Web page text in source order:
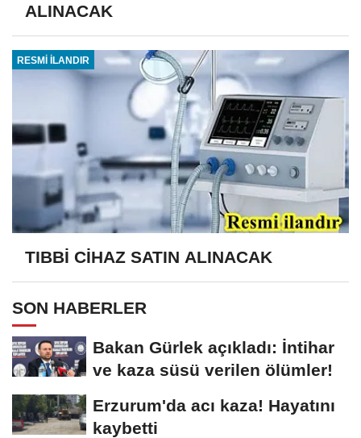
ALINACAK
RESMİ İLANDIR
TIBBİ CİHAZ SATIN ALINACAK
SON HABERLER
Bakan Gürlek açıkladı: İntihar
ve kaza süsü verilen ölümler!
Erzurum'da acı kaza! Hayatını
kaybetti